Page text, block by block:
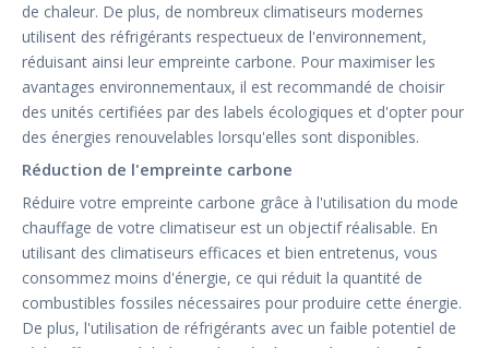
de chaleur. De plus, de nombreux climatiseurs modernes
utilisent des réfrigérants respectueux de l'environnement,
réduisant ainsi leur empreinte carbone. Pour maximiser les
avantages environnementaux, il est recommandé de choisir
des unités certifiées par des labels écologiques et d'opter pour
des énergies renouvelables lorsqu'elles sont disponibles.
Réduction de l'empreinte carbone
Réduire votre empreinte carbone grâce à l'utilisation du mode
chauffage de votre climatiseur est un objectif réalisable. En
utilisant des climatiseurs efficaces et bien entretenus, vous
consommez moins d'énergie, ce qui réduit la quantité de
combustibles fossiles nécessaires pour produire cette énergie.
De plus, l'utilisation de réfrigérants avec un faible potentiel de